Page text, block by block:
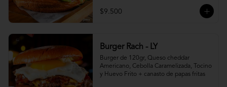
$9.500
Burger Rach - LY
Burger de 120gr, Queso cheddar
Americano, Cebolla Caramelizada, Tocino
y Huevo Frito + canasto de papas fritas